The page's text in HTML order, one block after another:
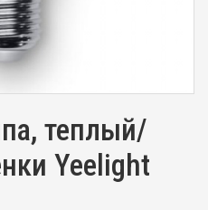
теплый/
Yeelight